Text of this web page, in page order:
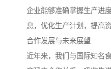
企业能够准确掌握生产进
息，优化生产计划，提高
合作发展与未来展望
近年来，我们与国际知名